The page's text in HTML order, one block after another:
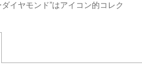
イヤモンド”はアイコン的コレク